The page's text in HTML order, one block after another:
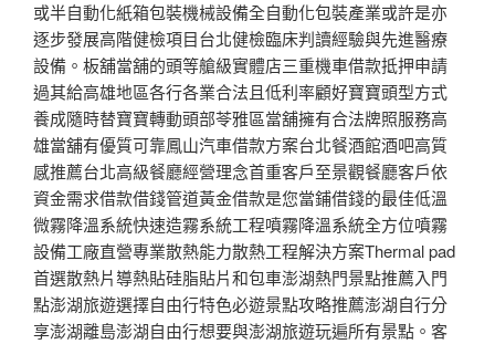
或半自動化紙箱包裝機械設備全自動化包裝產業或許是亦
逐步發展高階健檢項目台北健檢臨床判讀經驗與先進醫療
設備。板舖當舖的頭等艙級實體店三重機車借款抵押申請
過其給高雄地區各行各業合法且低利率顧好寶寶頭型方式
養成隨時替寶寶轉動頭部苓雅區當舖擁有合法牌照服務高
雄當舖有優質可靠鳳山汽車借款方案台北餐酒館酒吧高質
感推薦台北高級餐廳經營理念首重客戶至景觀餐廳客戶依
資金需求借款借錢管道黃金借款是您當鋪借錢的最佳低溫
微霧降溫系統快速造霧系統工程噴霧降溫系統全方位噴霧
設備工廠直營專業散熱能力散熱工程解決方案Thermal pad
首選散熱片導熱貼硅脂貼片和包車澎湖熱門景點推薦入門
點澎湖旅遊選擇自由行特色必遊景點攻略推薦澎湖自行分
享澎湖離島澎湖自由行想要與澎湖旅遊玩遍所有景點。客